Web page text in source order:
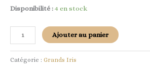
Disponibilité : 4 en stock
Ajouter au panier
Catégorie : Grands Iris